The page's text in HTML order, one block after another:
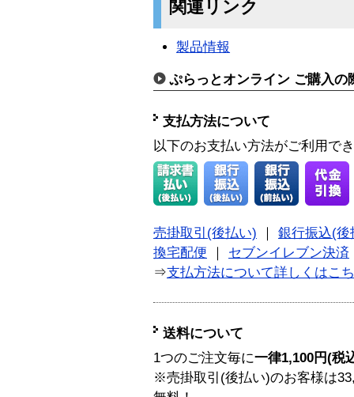
関連リンク
製品情報
ぷらっとオンライン ご購入の
支払方法について
以下のお支払い方法がご利用で
売掛取引(後払い)
銀行振込(後
換宅配便
セブンイレブン決済
⇒支払方法について詳しくはこ
送料について
1つのご注文毎に一律1,100円(税
※売掛取引(後払い)のお客様は